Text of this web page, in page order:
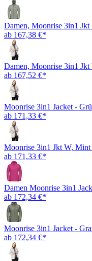
Damen, Moonrise 3in1
ab 167,38 €*
Damen, Moonrise 3in1
ab 167,52 €*
Moonrise 3in1 Jacket -
ab 171,33 €*
Moonrise 3in1 Jkt W,
ab 171,33 €*
Damen Moonrise 3in1
ab 172,34 €*
Moonrise 3in1 Jacket -
ab 172,34 €*